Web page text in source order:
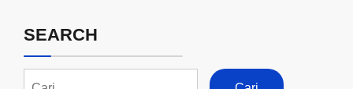
SEARCH